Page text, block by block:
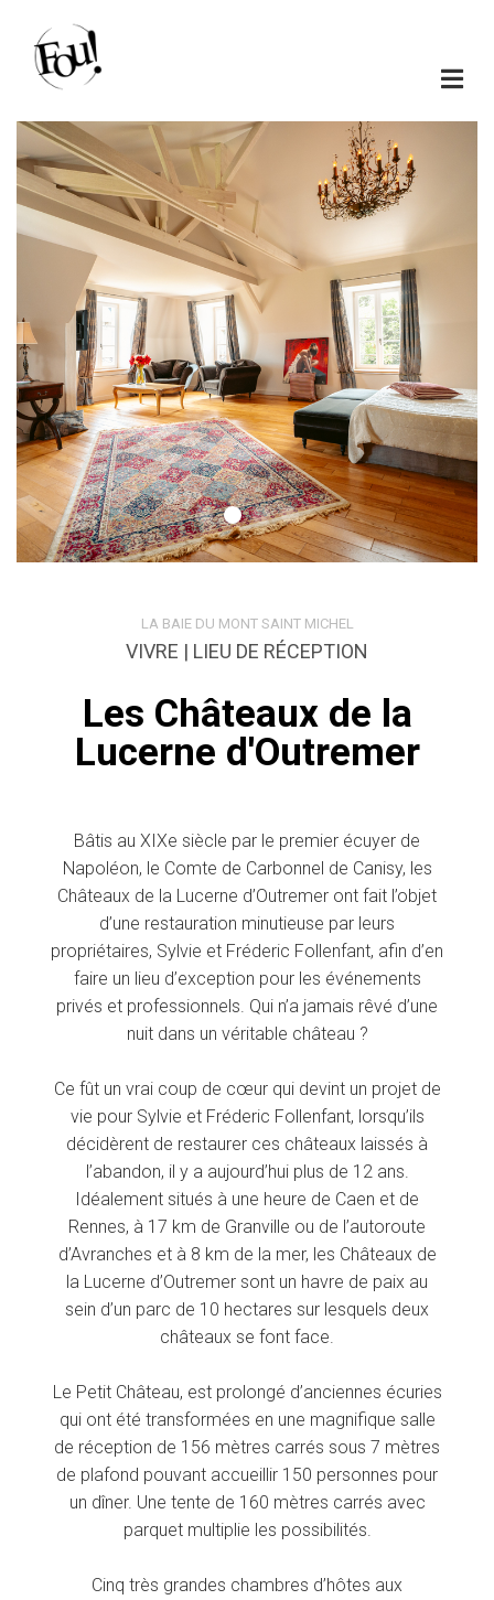
LA BAIE DU MONT SAINT MICHEL
VIVRE | LIEU DE RÉCEPTION
Les Châteaux de la
Lucerne d'Outremer
Bâtis au XIXe siècle par le premier écuyer de
Napoléon, le Comte de Carbonnel de Canisy, les
Châteaux de la Lucerne d’Outremer ont fait l’objet
d’une restauration minutieuse par leurs
propriétaires, Sylvie et Fréderic Follenfant, afin d’en
faire un lieu d’exception pour les événements
privés et professionnels. Qui n’a jamais rêvé d’une
nuit dans un véritable château ?
Ce fût un vrai coup de cœur qui devint un projet de
vie pour Sylvie et Fréderic Follenfant, lorsqu’ils
décidèrent de restaurer ces châteaux laissés à
l’abandon, il y a aujourd’hui plus de 12 ans.
Idéalement situés à une heure de Caen et de
Rennes, à 17 km de Granville ou de l’autoroute
d’Avranches et à 8 km de la mer, les Châteaux de
la Lucerne d’Outremer sont un havre de paix au
sein d’un parc de 10 hectares sur lesquels deux
châteaux se font face.
Le Petit Château, est prolongé d’anciennes écuries
qui ont été transformées en une magnifique salle
de réception de 156 mètres carrés sous 7 mètres
de plafond pouvant accueillir 150 personnes pour
un dîner. Une tente de 160 mètres carrés avec
parquet multiplie les possibilités.
Cinq très grandes chambres d’hôtes aux